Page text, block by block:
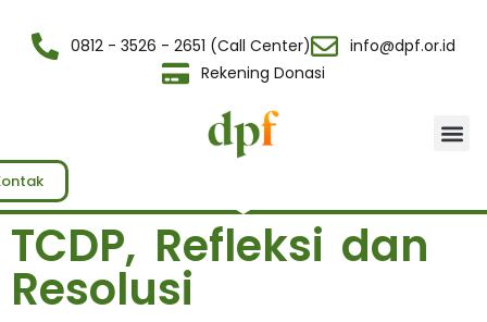
0812 - 3526 - 2651 (Call Center)
info@dpf.or.id
Rekening Donasi
TCDP, Refleksi dan
Resolusi